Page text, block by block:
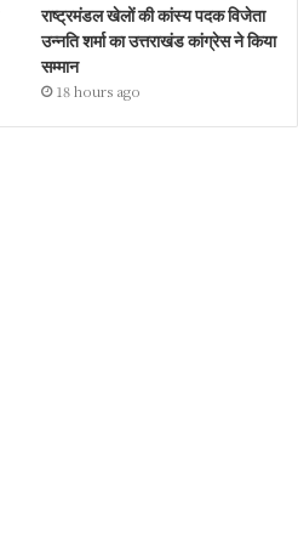
राष्ट्रमंडल खेलों की कांस्य पदक विजेता
उन्नति शर्मा का उत्तराखंड कांग्रेस ने किया
सम्मान
18 hours ago